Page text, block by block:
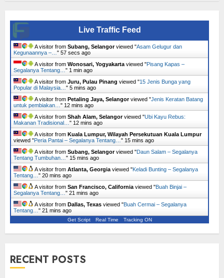
Live Traffic Feed
A visitor from Subang, Selangorviewed "Asam Gelugur dan
Kegunaannya –… " 58 secs ago
A visitor from Wonosari, Yogyakarta viewed "Pisang Kapas –
Segalanya Tentang… " 1 min ago
A visitor from Juru, Pulau Pinang viewed "15 Jenis Bunga yang
Popular di Malaysia… " 5 mins ago
A visitor from Petaling Jaya, Selangorviewed "Jenis Keratan Batang
untuk pembiakan… " 12 mins ago
A visitor from Shah Alam, Selangorviewed "Ubi Kayu Rebus:
Makanan Tradisional… " 12 mins ago
A visitor from Kuala Lumpur, Wilayah Persekutuan Kuala Lumpur
viewed "Peria Pantai – Segalanya Tentang… " 15 mins ago
A visitor from Subang, Selangorviewed "Daun Salam – Segalanya
Tentang Tumbuhan… " 15 mins ago
A visitor from Atlanta, Georgia viewed "Keladi Bunting – Segalanya
Tentang… " 20 mins ago
A visitor from San Francisco, California viewed "Buah Binjai –
Segalanya Tentang… " 21 mins ago
A visitor from Dallas, Texas viewed "Buah Cermai – Segalanya
Tentang… " 21 mins ago
Get Script Real Time Tracking ON
RECENT POSTS